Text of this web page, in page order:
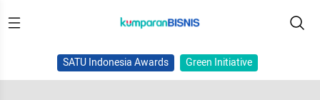
SATU Indonesia Awards Green Initiative